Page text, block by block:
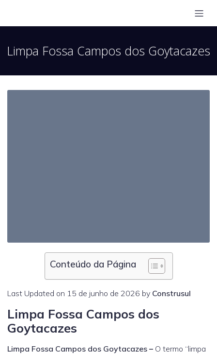
Limpa Fossa Campos dos Goytacazes
Conteúdo da Página
Last Updated on 15 de junho de 2026 by Construsul
Limpa Fossa Campos dos
Goytacazes
Limpa Fossa Campos dos Goytacazes – O termo “limpa